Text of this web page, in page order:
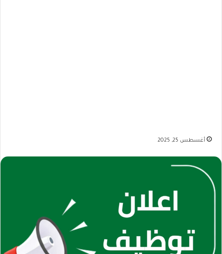
أغسطس 25, 2025